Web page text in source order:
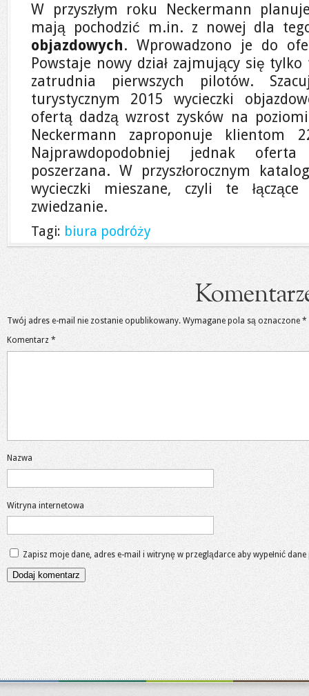
W przyszłym roku Neckermann
mają pochodzić m.in. z nowej dla
objazdowych. Wprowadzono je do
Powstaje nowy dział zajmujący się
zatrudnia pierwszych pilotów.
turystycznym 2015 wycieczki
ofertą dadzą wzrost zysków na
Neckermann zaproponuje klientom
Najprawdopodobniej jednak oferta
poszerzana. W przyszłorocznym
wycieczki mieszane, czyli te
zwiedzanie.
Tagi: biura podróży
Twój adres e-mail nie zostanie opublikowany. Wymagane pola są oznaczone *
Komentarz *
Nazwa
Witryna internetowa
Zapisz moje dane, adres e-mail i witrynę w przeglądarce aby wypełnić